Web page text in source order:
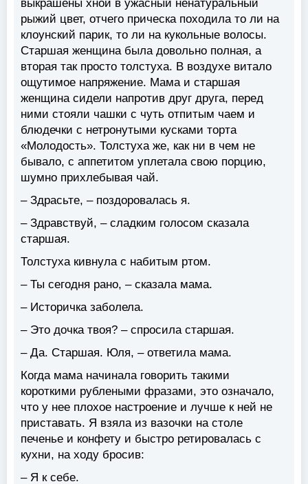
выкрашены хной в ужасный ненатуральный
рыжий цвет, отчего прическа походила то ли на
клоунский парик, то ли на кукольные волосы.
Старшая женщина была довольно полная, а
вторая так просто толстуха. В воздухе витало
ощутимое напряжение. Мама и старшая
женщина сидели напротив друг друга, перед
ними стояли чашки с чуть отпитым чаем и
блюдечки с нетронутыми кусками торта
«Молодость». Толстуха же, как ни в чем не
бывало, с аппетитом уплетала свою порцию,
шумно прихлебывая чай.
– Здрасьте, – поздоровалась я.
– Здравствуй, – сладким голосом сказала
старшая.
Толстуха кивнула с набитым ртом.
– Ты сегодня рано, – сказала мама.
– Историчка заболела.
– Это дочка твоя? – спросила старшая.
– Да. Старшая. Юля, – ответила мама.
Когда мама начинала говорить такими
короткими рублеными фразами, это означало,
что у нее плохое настроение и лучше к ней не
приставать. Я взяла из вазочки на столе
печенье и конфету и быстро ретировалась с
кухни, на ходу бросив:
– Я к себе.